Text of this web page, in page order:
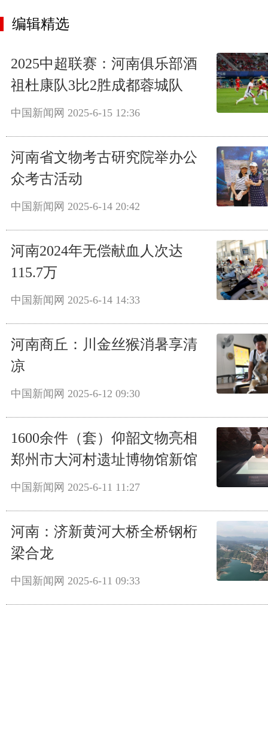
编辑精选
2025中超联赛：河南俱乐部酒
祖杜康队3比2胜成都蓉城队
中国新闻网 2025-6-15 12:36
河南省文物考古研究院举办公
众考古活动
中国新闻网 2025-6-14 20:42
河南2024年无偿献血人次达
115.7万
中国新闻网 2025-6-14 14:33
河南商丘：川金丝猴消暑享清
凉
中国新闻网 2025-6-12 09:30
1600余件（套）仰韶文物亮相
郑州市大河村遗址博物馆新馆
中国新闻网 2025-6-11 11:27
河南：济新黄河大桥全桥钢桁
梁合龙
中国新闻网 2025-6-11 09:33